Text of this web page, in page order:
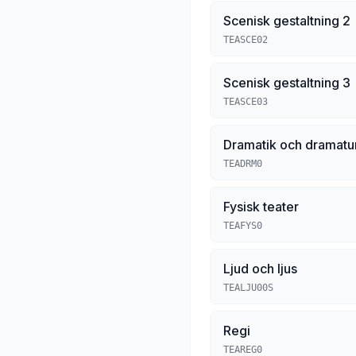
Scenisk gestaltning 2
TEASCE02
Scenisk gestaltning 3
TEASCE03
Dramatik och
TEADRM0
Fysisk teater
TEAFYS0
Ljud och ljus
TEALJU00S
Regi
TEAREG0